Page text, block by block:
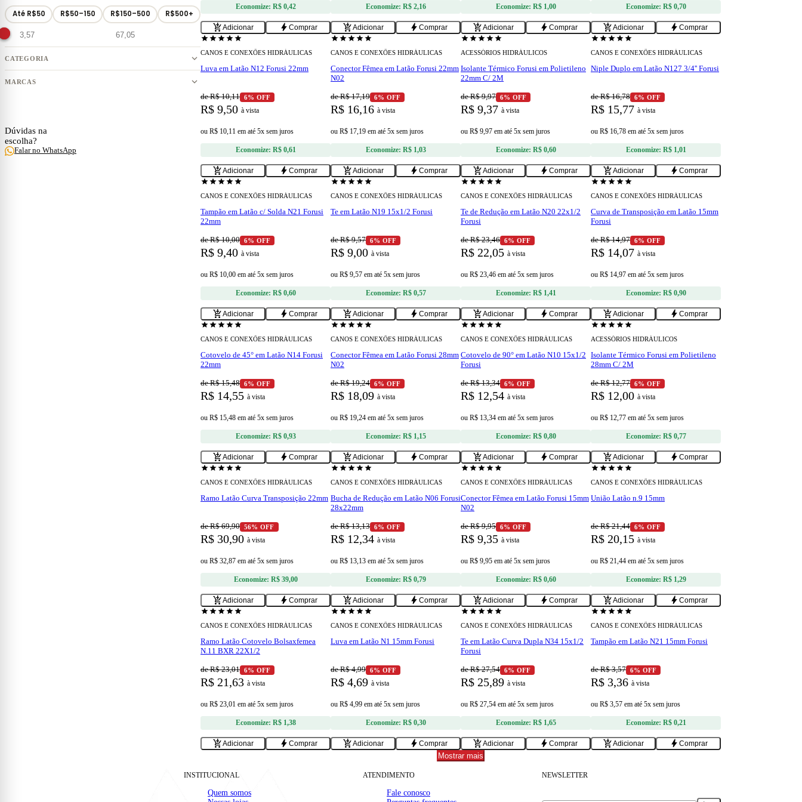
Até R$50 R$50–150 R$150–500 R$500+
CATEGORIA
MARCAS
Dúvidas na
escolha?
Falar no WhatsApp
Economize: R$ 0,42
add_shopping_cartAdicionar bolt Comprar
Economize: R$ 2,16
add_shopping_cartAdicionar bolt Comprar
Economize: R$ 1,00
add_shopping_cartAdicionar bolt Comprar
Economize: R$ 0,70
add_shopping_cartAdicionar bolt Comprar
starstarstarstarstar
CANOS E CONEXÕES HIDRÁULICAS
Luva em Latão N12 Forusi 22mm
de R$ 10,11 6% OFF
R$ 9,50 à vista
ou R$ 10,11 em até 5x sem juros
Economize: R$ 0,61
add_shopping_cartAdicionar bolt Comprar
starstarstarstarstar
CANOS E CONEXÕES HIDRÁULICAS
Conector Fêmea em Latão Forusi 22mm
N02
de R$ 17,19 6% OFF
R$ 16,16 à vista
ou R$ 17,19 em até 5x sem juros
Economize: R$ 1,03
add_shopping_cartAdicionar bolt Comprar
starstarstarstarstar
ACESSÓRIOS HIDRÁULICOS
Isolante Térmico Forusi em Polietileno
22mm C/ 2M
de R$ 9,97 6% OFF
R$ 9,37 à vista
ou R$ 9,97 em até 5x sem juros
Economize: R$ 0,60
add_shopping_cartAdicionar bolt Comprar
starstarstarstarstar
CANOS E CONEXÕES HIDRÁULICAS
Niple Duplo em Latão N127 3/4'' Forusi
de R$ 16,78 6% OFF
R$ 15,77 à vista
ou R$ 16,78 em até 5x sem juros
Economize: R$ 1,01
add_shopping_cartAdicionar bolt Comprar
starstarstarstarstar
CANOS E CONEXÕES HIDRÁULICAS
Tampão em Latão c/ Solda N21 Forusi
22mm
de R$ 10,00 6% OFF
R$ 9,40 à vista
ou R$ 10,00 em até 5x sem juros
Economize: R$ 0,60
add_shopping_cartAdicionar bolt Comprar
starstarstarstarstar
CANOS E CONEXÕES HIDRÁULICAS
Te em Latão N19 15x1/2 Forusi
de R$ 9,57 6% OFF
R$ 9,00 à vista
ou R$ 9,57 em até 5x sem juros
Economize: R$ 0,57
add_shopping_cartAdicionar bolt Comprar
starstarstarstarstar
CANOS E CONEXÕES HIDRÁULICAS
Te de Redução em Latão N20 22x1/2
Forusi
de R$ 23,46 6% OFF
R$ 22,05 à vista
ou R$ 23,46 em até 5x sem juros
Economize: R$ 1,41
add_shopping_cartAdicionar bolt Comprar
starstarstarstarstar
CANOS E CONEXÕES HIDRÁULICAS
Curva de Transposição em Latão 15mm
Forusi
de R$ 14,97 6% OFF
R$ 14,07 à vista
ou R$ 14,97 em até 5x sem juros
Economize: R$ 0,90
add_shopping_cartAdicionar bolt Comprar
starstarstarstarstar
CANOS E CONEXÕES HIDRÁULICAS
Cotovelo de 45° em Latão N14 Forusi
22mm
de R$ 15,48 6% OFF
R$ 14,55 à vista
ou R$ 15,48 em até 5x sem juros
Economize: R$ 0,93
add_shopping_cartAdicionar bolt Comprar
starstarstarstarstar
CANOS E CONEXÕES HIDRÁULICAS
Conector Fêmea em Latão Forusi 28mm
N02
de R$ 19,24 6% OFF
R$ 18,09 à vista
ou R$ 19,24 em até 5x sem juros
Economize: R$ 1,15
add_shopping_cartAdicionar bolt Comprar
starstarstarstarstar
CANOS E CONEXÕES HIDRÁULICAS
Cotovelo de 90° em Latão N10 15x1/2
Forusi
de R$ 13,34 6% OFF
R$ 12,54 à vista
ou R$ 13,34 em até 5x sem juros
Economize: R$ 0,80
add_shopping_cartAdicionar bolt Comprar
starstarstarstarstar
ACESSÓRIOS HIDRÁULICOS
Isolante Térmico Forusi em Polietileno
28mm C/ 2M
de R$ 12,77 6% OFF
R$ 12,00 à vista
ou R$ 12,77 em até 5x sem juros
Economize: R$ 0,77
add_shopping_cartAdicionar bolt Comprar
starstarstarstarstar
CANOS E CONEXÕES HIDRÁULICAS
Ramo Latão Curva Transposição 22mm
de R$ 69,90 56% OFF
R$ 30,90 à vista
ou R$ 32,87 em até 5x sem juros
Economize: R$ 39,00
add_shopping_cartAdicionar bolt Comprar
starstarstarstarstar
CANOS E CONEXÕES HIDRÁULICAS
Bucha de Redução em Latão N06 Forusi
28x22mm
de R$ 13,13 6% OFF
R$ 12,34 à vista
ou R$ 13,13 em até 5x sem juros
Economize: R$ 0,79
add_shopping_cartAdicionar bolt Comprar
starstarstarstarstar
CANOS E CONEXÕES HIDRÁULICAS
Conector Fêmea em Latão Forusi 15mm
N02
de R$ 9,95 6% OFF
R$ 9,35 à vista
ou R$ 9,95 em até 5x sem juros
Economize: R$ 0,60
add_shopping_cartAdicionar bolt Comprar
starstarstarstarstar
CANOS E CONEXÕES HIDRÁULICAS
União Latão n.9 15mm
de R$ 21,44 6% OFF
R$ 20,15 à vista
ou R$ 21,44 em até 5x sem juros
Economize: R$ 1,29
add_shopping_cartAdicionar bolt Comprar
starstarstarstarstar
CANOS E CONEXÕES HIDRÁULICAS
Ramo Latão Cotovelo Bolsaxfemea
N.11 BXR 22X1/2
de R$ 23,01 6% OFF
R$ 21,63 à vista
ou R$ 23,01 em até 5x sem juros
Economize: R$ 1,38
add_shopping_cartAdicionar bolt Comprar
starstarstarstarstar
CANOS E CONEXÕES HIDRÁULICAS
Luva em Latão N1 15mm Forusi
de R$ 4,99 6% OFF
R$ 4,69 à vista
ou R$ 4,99 em até 5x sem juros
Economize: R$ 0,30
add_shopping_cartAdicionar bolt Comprar
starstarstarstarstar
CANOS E CONEXÕES HIDRÁULICAS
Te em Latão Curva Dupla N34 15x1/2
Forusi
de R$ 27,54 6% OFF
R$ 25,89 à vista
ou R$ 27,54 em até 5x sem juros
Economize: R$ 1,65
add_shopping_cartAdicionar bolt Comprar
starstarstarstarstar
CANOS E CONEXÕES HIDRÁULICAS
Tampão em Latão N21 15mm Forusi
de R$ 3,57 6% OFF
R$ 3,36 à vista
ou R$ 3,57 em até 5x sem juros
Economize: R$ 0,21
add_shopping_cartAdicionar bolt Comprar
Mostrar mais
INSTITUCIONAL
Quem somos
ATENDIMENTO
Fale conosco
NEWSLETTER